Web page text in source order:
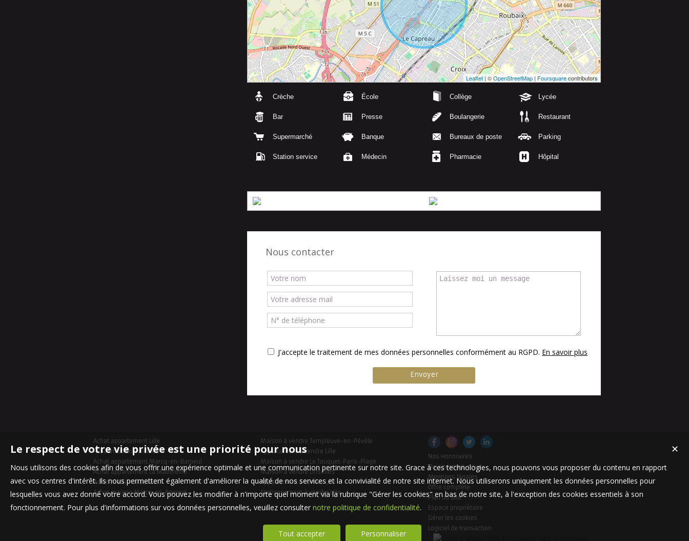
Leaflet | ©OpenStreetMap | Foursquarecontributors
Crèche École Collège Lycée
Bar Presse Boulangerie Restaurant
Supermarché Banque Bureaux de poste Parking
Station service Médecin Pharmacie Hôpital
Nous contacter
J'accepte le traitement de mes données personnelles conformément au RGPD. En savoir plus
Achat appartement Lille
Achat maison Bondues
Achat appartement Marcq-en-Baroeul
Achat appartement La Madeleine
Achat maison Mouvaux
Achat maison Marcq-en-Baroeul
Maison à vendre Templeuve-en-Pévèle
Appartement à vendre Lille
Maison à vendre Le Touquet-Paris-Plage
Maison à vendre Linselles
Appartement à vendre Lille
Stationnement à vendre Lille
Nos Honoraires
Qui sommes-nous
Mentions légales
Offre complète
Plan du site
Espace propriétaire
Gérer les cookies
Logiciel de transaction
✕
Le respect de votre vie privée est une priorité pour nous
Nous utilisons des cookies afin de vous offrir une expérience optimale et une communication pertinente sur notre site. Grace à ces technologies, nous pouvons vous proposer du contenu en rapport
avec vos centres d'intérêt. Ils nous permettent également d'améliorer la qualité de nos services et la convivialité de notre site internet. Nous utiliserons uniquement les données personnelles pour
lesquelles vous avez donné votre accord. Vous pouvez les modifier à n'importe quel moment via la rubrique "Gérer les cookies" en bas de notre site, à l'exception des cookies essentiels à son
fonctionnement. Pour plus d'informations sur vos données personnelles, veuillez consulter notre politique de confidentialité.
Tout accepter Personnaliser